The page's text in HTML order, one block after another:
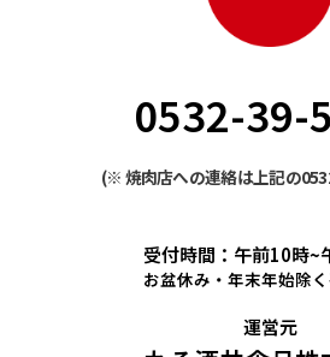
0532-39-
(※ 焼肉店への連絡は上記の
受付時間：午前10時~
お盆休み・年末年始除
運営元